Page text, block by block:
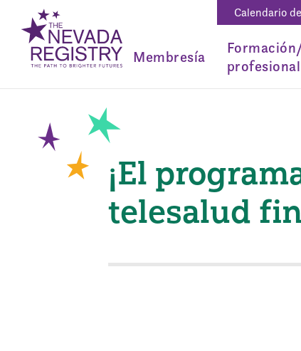
Calendario
Membresía
profesional
¡El
telesalud